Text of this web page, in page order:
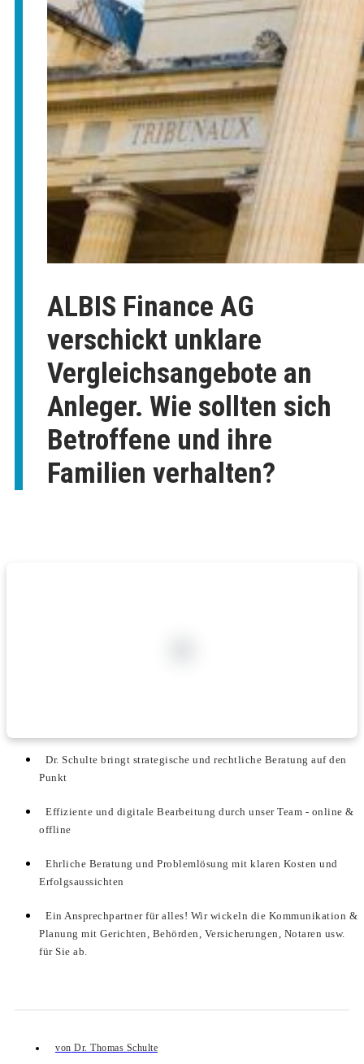
ALBIS Finance AG
verschickt unklare
Vergleichsangebote an
Anleger. Wie sollten sich
Betroffene und ihre
Familien verhalten?
Dr. Schulte bringt strategische und rechtliche Beratung auf den
Punkt
Effiziente und digitale Bearbeitung durch unser Team - online &
offline
Ehrliche Beratung und Problemlösung mit klaren Kosten und
Erfolgsaussichten
Ein Ansprechpartner für alles! Wir wickeln die Kommunikation &
Planung mit Gerichten, Behörden, Versicherungen, Notaren usw.
für Sie ab.
von Dr. Thomas Schulte